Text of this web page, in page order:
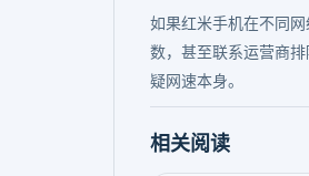
如果红米手机在不同
数，甚至联系运营商
疑网速本身。
相关阅读